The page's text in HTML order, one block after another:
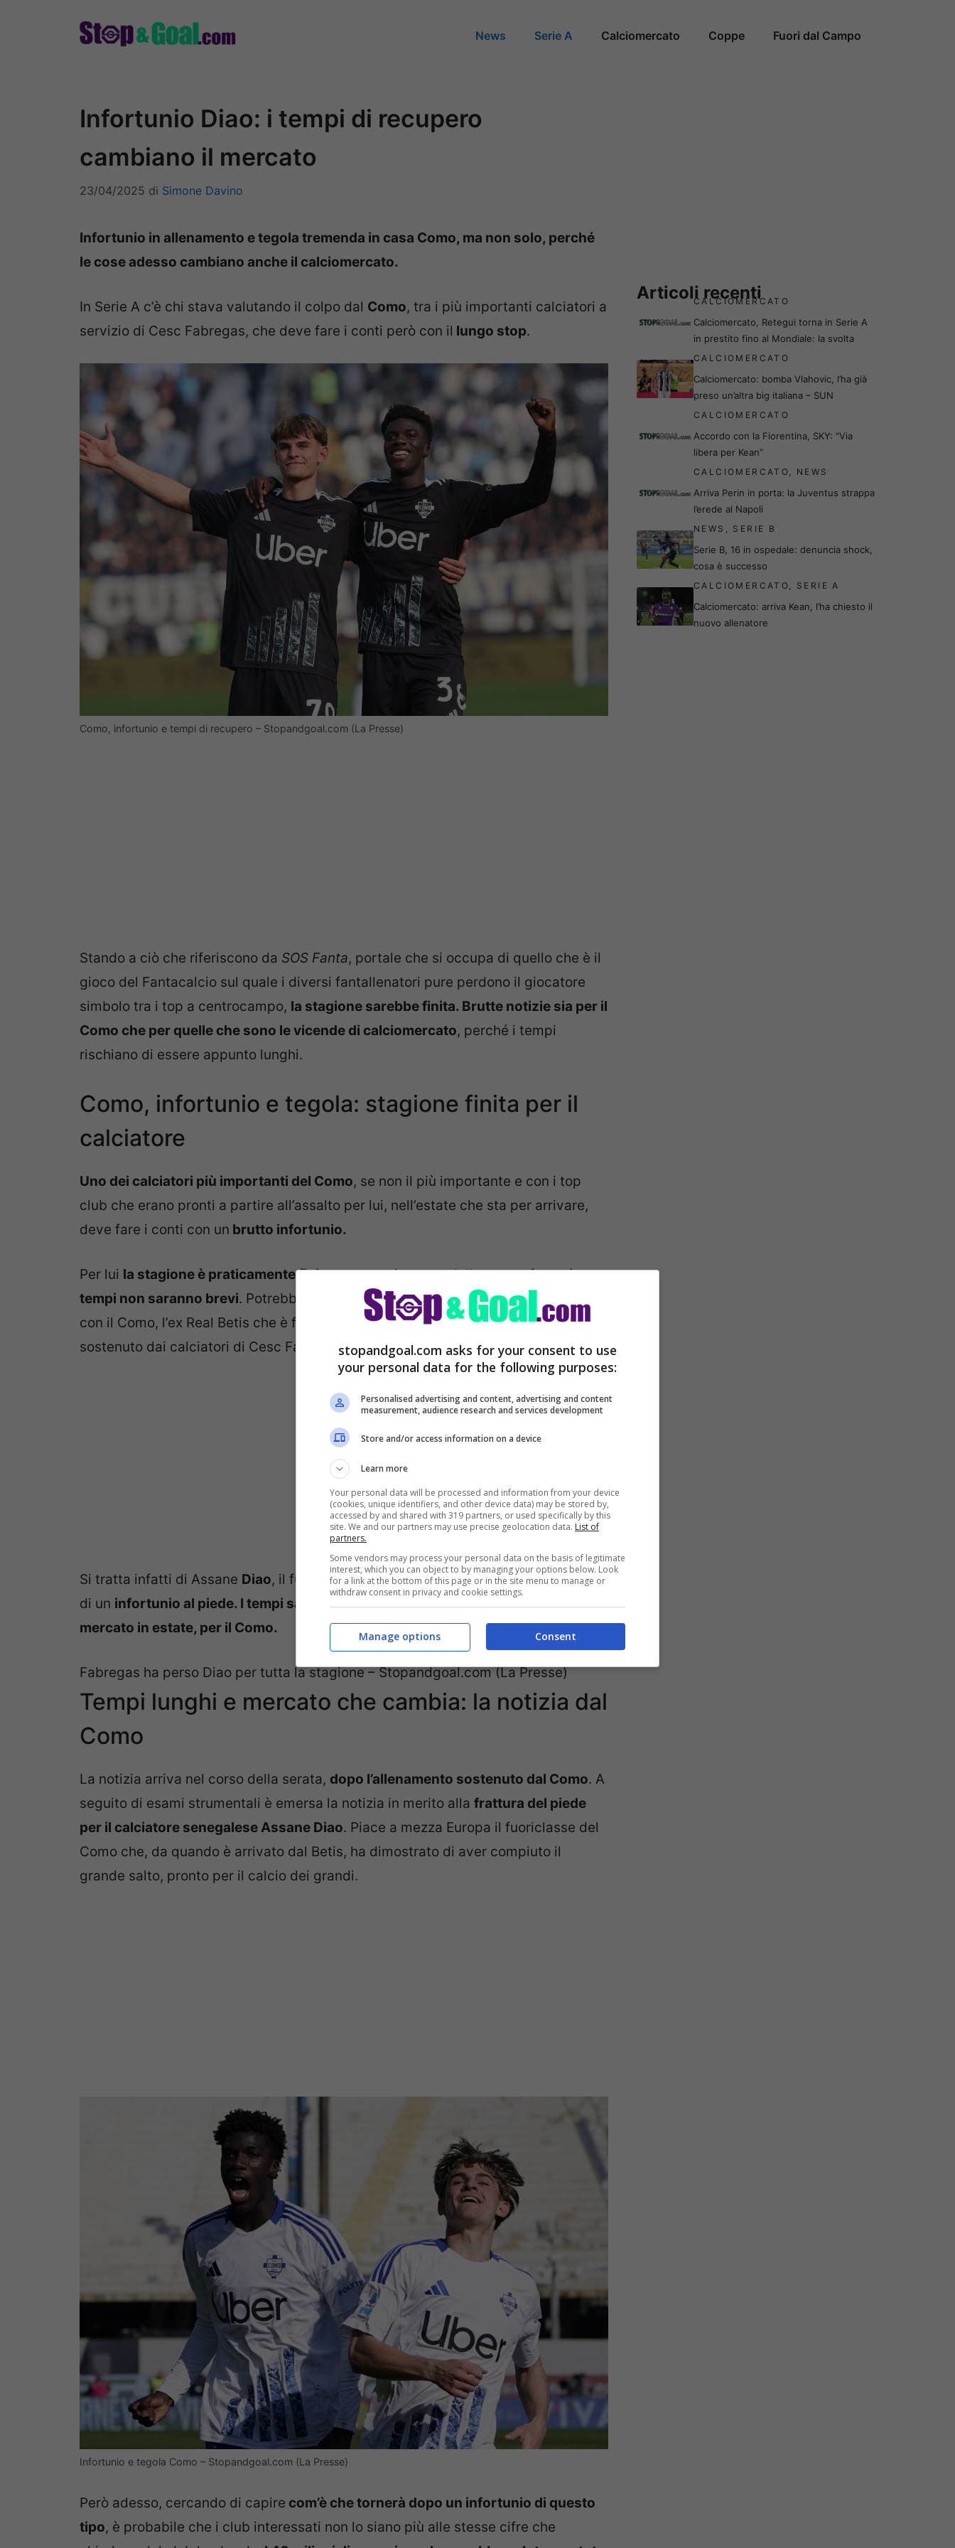
News Serie A Calciomercato Coppe Fuori dal Campo
Infortunio Diao: i tempi di recupero
cambiano il mercato
23/04/2025 di Simone Davino
Infortunio in allenamento e tegola tremenda in casa Como, ma non solo, perché
le cose adesso cambiano anche il calciomercato.
In Serie A c’è chi stava valutando il colpo dal Como, tra i più importanti calciatori a
servizio di Cesc Fabregas, che deve fare i conti però con il lungo stop.
Como, infortunio e tempi di recupero – Stopandgoal.com (La Presse)
Stando a ciò che riferiscono da SOS Fanta, portale che si occupa di quello che è il
gioco del Fantacalcio sul quale i diversi fantallenatori pure perdono il giocatore
simbolo tra i top a centrocampo, la stagione sarebbe finita. Brutte notizie sia per il
Como che per quelle che sono le vicende di calciomercato, perché i tempi
rischiano di essere appunto lunghi.
Como, infortunio e tegola: stagione finita per il
calciatore
Uno dei calciatori più importanti del Como, se non il più importante e con i top
club che erano pronti a partire all’assalto per lui, nell’estate che sta per arrivare,
deve fare i conti con un brutto infortunio.
Per lui la stagione è praticamente finitae, come riportato dalla stessa fonte,i
tempi non saranno brevi. Potrebbe aver giocato già quella che è l’ultima partita
con il Como, l’ex Real Betis che è finito KO nel corso dell’ultimo allenamento
sostenuto dai calciatori di Cesc Fabregas.
Si tratta infatti di Assane Diao, il fuoriclasse delComofinito in infermeria a causa
di un infortunio al piede. I tempi saranno lunghi e adesso cambia tutto, anche sul
mercato in estate, per il Como.
Fabregas ha perso Diao per tutta la stagione – Stopandgoal.com (La Presse)
Tempi lunghi e mercato che cambia: la notizia dal
Como
La notizia arriva nel corso della serata, dopo l’allenamento sostenuto dal Como. A
seguito di esami strumentali è emersa la notizia in merito alla frattura del piede
per il calciatore senegalese Assane Diao. Piace a mezza Europa il fuoriclasse del
Como che, da quando è arrivato dal Betis, ha dimostrato di aver compiuto il
grande salto, pronto per il calcio dei grandi.
Infortunio e tegola Como – Stopandgoal.com (La Presse)
Però adesso, cercando di capire com’è che tornerà dopo un infortunio di questo
tipo, è probabile che i club interessati non lo siano più alle stesse cifre che
Articoli recenti
CALCIOMERCATO
Calciomercato, Retegui torna in Serie A
in prestito fino al Mondiale: la svolta
CALCIOMERCATO
Calciomercato: bomba Vlahovic, l’ha già
preso un’altra big italiana – SUN
CALCIOMERCATO
Accordo con la Fiorentina, SKY: “Via
libera per Kean”
CALCIOMERCATO, NEWS
Arriva Perin in porta: la Juventus strappa
l’erede al Napoli
NEWS , SERIE B
Serie B, 16 in ospedale: denuncia shock,
cosa è successo
CALCIOMERCATO, SERIE A
Calciomercato: arriva Kean, l’ha chiesto il
nuovo allenatore
stopandgoal.com asks for your consent to use
your personal data for the following purposes:
Personalised advertising and content, advertising and content
measurement, audience research and services development
Store and/or access information on a device
Learn more
Your personal data will be processed and information from your device
(cookies, unique identifiers, and other device data) may be stored by,
accessed by and shared with 319 partners, or used specifically by this
site. We and our partners may use precise geolocation data. List of
partners.
Some vendors may process your personal data on the basis of legitimate
interest, which you can object to by managing your options below. Look
for a link at the bottom of this page or in the site menu to manage or
withdraw consent in privacy and cookie settings.
Consent
Manage options